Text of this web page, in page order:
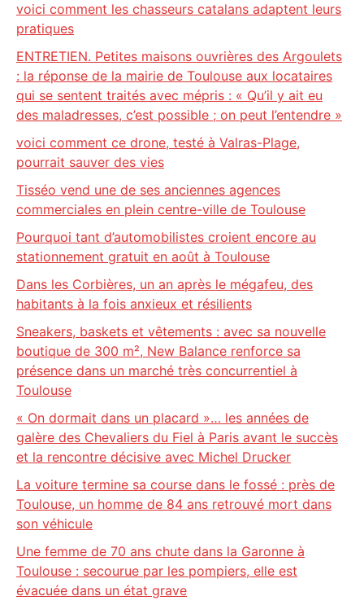
voici comment les chasseurs catalans adaptent leurs
pratiques
ENTRETIEN. Petites maisons ouvrières des Argoulets
: la réponse de la mairie de Toulouse aux locataires
qui se sentent traités avec mépris : « Qu’il y ait eu
des maladresses, c’est possible ; on peut l’entendre »
voici comment ce drone, testé à Valras-Plage,
pourrait sauver des vies
Tisséo vend une de ses anciennes agences
commerciales en plein centre-ville de Toulouse
Pourquoi tant d’automobilistes croient encore au
stationnement gratuit en août à Toulouse
Dans les Corbières, un an après le mégafeu, des
habitants à la fois anxieux et résilients
Sneakers, baskets et vêtements : avec sa nouvelle
boutique de 300 m², New Balance renforce sa
présence dans un marché très concurrentiel à
Toulouse
« On dormait dans un placard »… les années de
galère des Chevaliers du Fiel à Paris avant le succès
et la rencontre décisive avec Michel Drucker
La voiture termine sa course dans le fossé : près de
Toulouse, un homme de 84 ans retrouvé mort dans
son véhicule
Une femme de 70 ans chute dans la Garonne à
Toulouse : secourue par les pompiers, elle est
évacuée dans un état grave